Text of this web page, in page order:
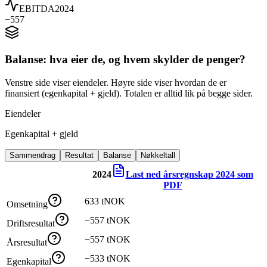
EBITDA2024
−557
Balanse: hva eier de, og hvem skylder de penger?
Venstre side viser eiendeler. Høyre side viser hvordan de er
finansiert (egenkapital + gjeld). Totalen er alltid lik på begge sider.
Eiendeler
Egenkapital + gjeld
Sammendrag Resultat Balanse Nøkkeltall
2024 Last ned årsregnskap 2024som
PDF
Omsetning
633 tNOK
Driftsresultat −557 tNOK
Årsresultat −557 tNOK
Egenkapital −533 tNOK